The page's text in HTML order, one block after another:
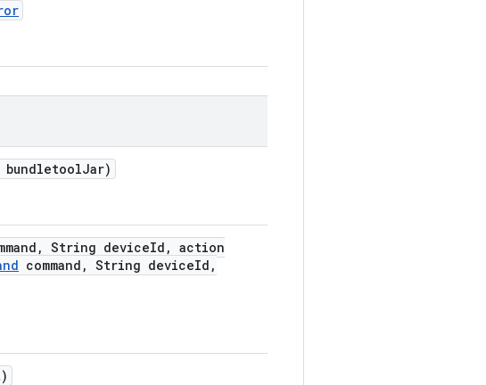
Jar)
, String deviceId , action
command, String deviceId,